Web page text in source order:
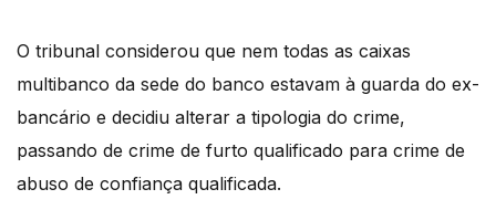
O tribunal considerou que nem todas as caixas
multibanco da sede do banco estavam à guarda do ex-
bancário e decidiu alterar a tipologia do crime,
passando de crime de furto qualificado para crime de
abuso de confiança qualificada.